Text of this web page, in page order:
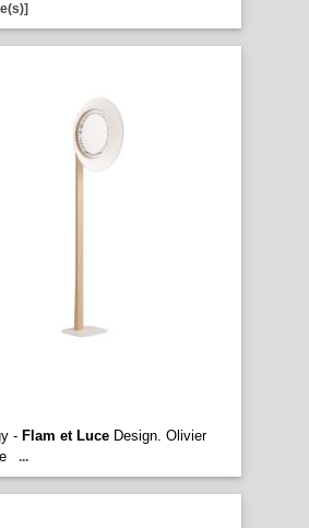
- Flam et LuceDesign. Olivier
...